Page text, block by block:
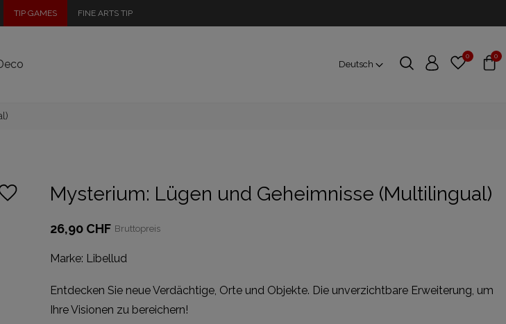
TIP GAMES FINE ARTS TIP
Deutsch
0 0
Mysterium: Lügen und Geheimnisse (Multilingual)
26,90 CHF Bruttopreis
Marke: Libellud
Entdecken Sie neue Verdächtige, Orte und Objekte. Die unverzichtbare Erweiterung, um
Ihre Visionen zu bereichern!